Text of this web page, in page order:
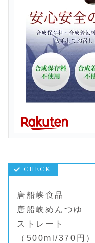
唐船峡食品
唐船峡めんつゆ
ストレート
（500ml/370円）